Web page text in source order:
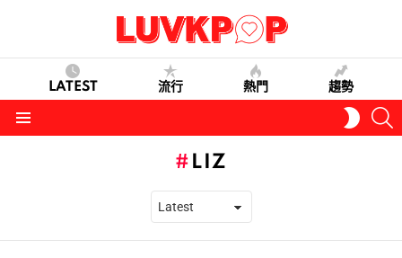
LATEST 流行 熱門 趨勢
SKIN
LIZ